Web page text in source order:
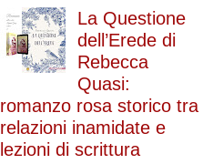
La Questione
dell’Erede di
Rebecca
Quasi:
romanzo rosa storico tra
relazioni inamidate e
lezioni di scrittura